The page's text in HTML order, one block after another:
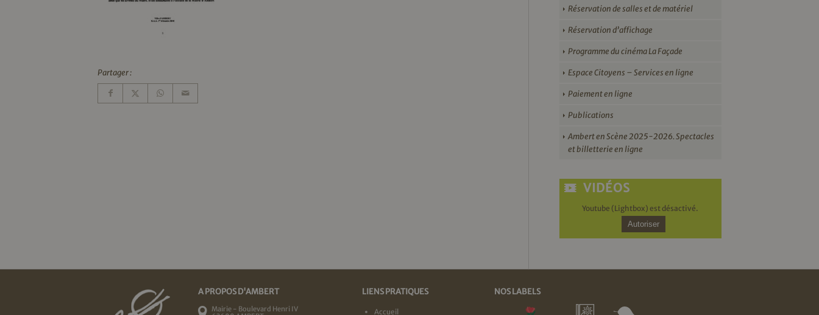
Partager :
Réservation de salles et de matériel
Réservation d’affichage
Programme du cinéma La Façade
Espace Citoyens – Services en ligne
Paiement en ligne
Publications
Ambert en Scène 2025-2026. Spectacles
et billetterie en ligne
VIDÉOS
Youtube (Lightbox) est désactivé.
Autoriser
A PROPOS D'AMBERT
Mairie - Boulevard Henri IV
LIENS PRATIQUES
Accueil
NOS LABELS